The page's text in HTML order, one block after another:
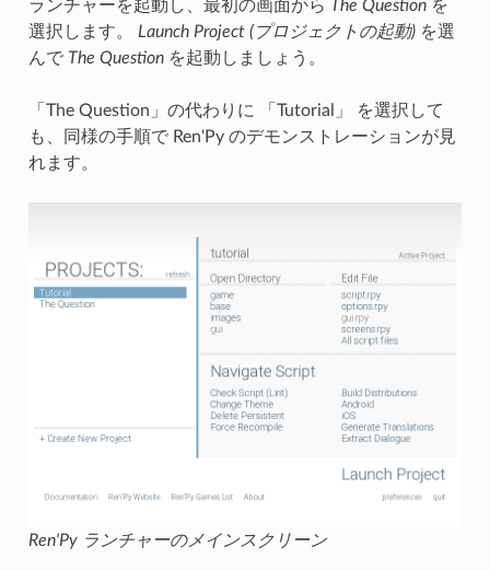
ランチャーを起動し、最初の画面から The Questionを
選択します。 Launch Project (プロジェクトの起動)を選
んで The Questionを起動しましょう。
「The Question」の代わりに 「Tutorial」 を選択して
も、同様の手順で Ren'Py のデモンストレーションが見
れます。
Ren'Py ランチャーのメインスクリーン